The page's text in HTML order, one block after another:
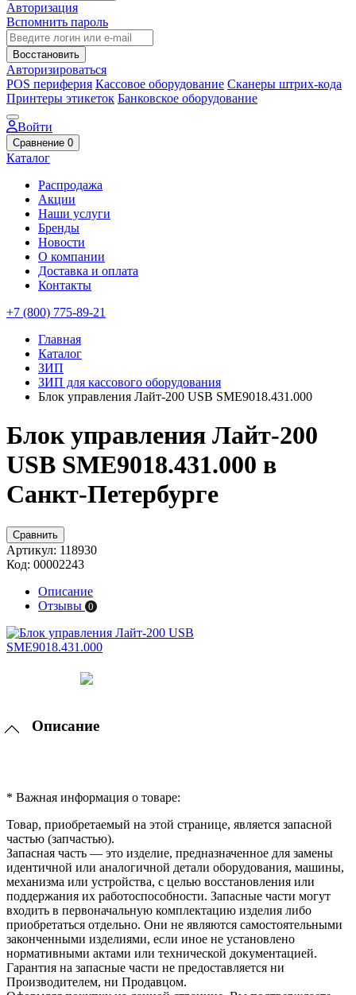
Авторизация
Вспомнить пароль
Восстановить
Авторизироваться
POS периферия Кассовое оборудование Сканеры штрих-кода
Принтеры этикеток Банковское оборудование
Войти
Сравнение 0
Каталог
Распродажа
Акции
Наши услуги
Бренды
Новости
О компании
Доставка и оплата
Контакты
+7 (800) 775-89-21
Главная
Каталог
ЗИП
ЗИП для кассового оборудования
Блок управления Лайт-200 USB SME9018.431.000
Блок управления Лайт-200
USB SME9018.431.000 в
Санкт-Петербурге
Сравнить
Артикул: 118930
Код: 00002243
Описание
Отзывы 0
Описание
* Важная информация о товаре:
Товар, приобретаемый на этой странице, является запасной
частью (запчастью).
Запасная часть — это изделие, предназначенное для замены
идентичной или аналогичной детали оборудования, машины,
механизма или устройства, с целью восстановления или
поддержания их работоспособности. Запасные части могут
входить в первоначальную комплектацию изделия либо
приобретаться отдельно. Они не являются самостоятельными
законченными изделиями, если иное не установлено
нормативными актами или технической документацией.
Гарантия на запасные части не предоставляется ни
Производителем, ни Продавцом.